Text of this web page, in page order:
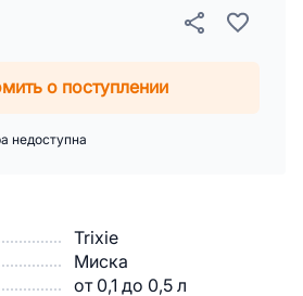
Trixie
Миска
от 0,1 до 0,5 л
о поступлении
недоступна